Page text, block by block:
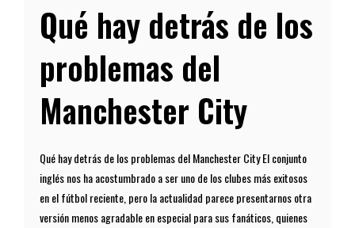
Qué hay detrás de los
problemas del
Manchester City
Qué hay detrás de los problemas del Manchester City El conjunto
inglés nos ha acostumbrado a ser uno de los clubes más exitosos
en el fútbol reciente, pero la actualidad parece presentarnos otra
versión menos agradable en especial para sus fanáticos, quienes